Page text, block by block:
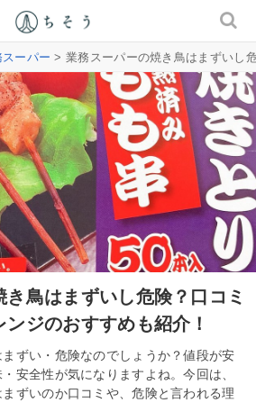
ーパー > 業務スーパーの焼き鳥はまずいし
鳥はまずいし危険？口コミ
ジのおすすめも紹介！
ずい・危険なのでしょうか？値段が安
安全性が気になりますよね。今回は、
ずいのか口コミや、危険と言われる理